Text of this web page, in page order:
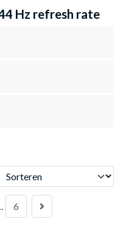
Hz refresh rate
Sorteren
6